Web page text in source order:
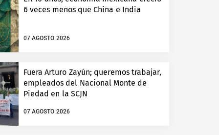
6 veces menos que China e India
07 AGOSTO 2026
Fuera Arturo Zayún; queremos trabajar,
empleados del Nacional Monte de
Piedad en la SCJN
07 AGOSTO 2026